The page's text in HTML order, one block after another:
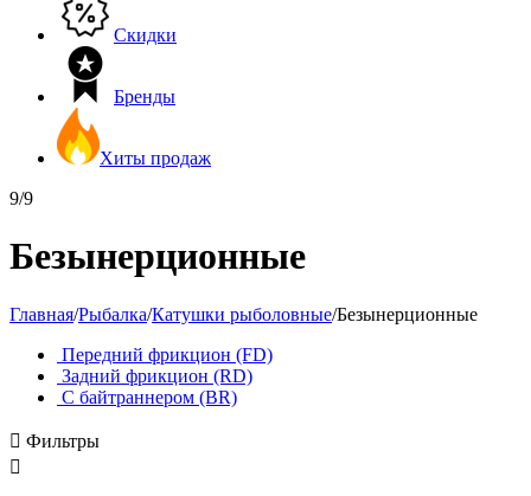
Скидки
Бренды
Хиты продаж
9/9
Безынерционные
Главная/Рыбалка/Катушки рыболовные/Безынерционные
Передний фрикцион (FD)
Задний фрикцион (RD)
С байтраннером (BR)
 Фильтры
